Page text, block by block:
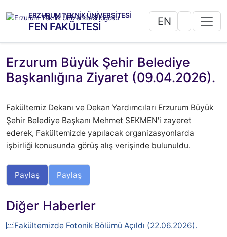
ERZURUM TEKNİK ÜNİVERSİTESİ
FEN FAKÜLTESİ EN
Erzurum Büyük Şehir Belediye
Başkanlığına Ziyaret (09.04.2026).
Fakültemiz Dekanı ve Dekan Yardımcıları Erzurum Büyük
Şehir Belediye Başkanı Mehmet SEKMEN'i zayeret
ederek, Fakültemizde yapılacak organizasyonlarda
işbirliği konusunda görüş alış verişinde bulunuldu.
Paylaş Paylaş
Diğer Haberler
Fakültemizde Fotonik Bölümü Açıldı (22.06.2026).